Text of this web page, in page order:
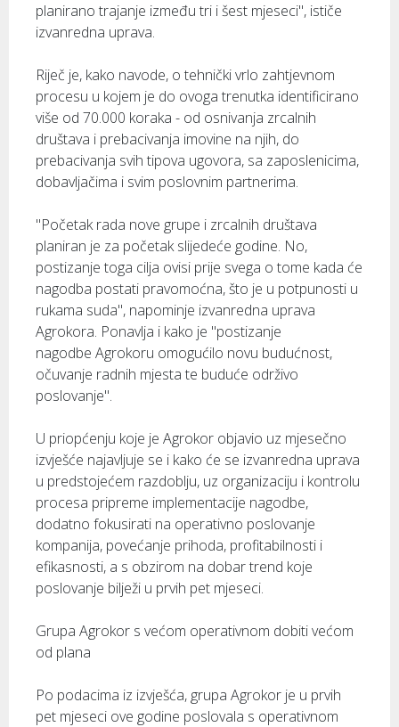
planirano trajanje između tri i šest mjeseci", ističe
izvanredna uprava.
Riječ je, kako navode, o tehnički vrlo zahtjevnom
procesu u kojem je do ovoga trenutka identificirano
više od 70.000 koraka - od osnivanja zrcalnih
društava i prebacivanja imovine na njih, do
prebacivanja svih tipova ugovora, sa zaposlenicima,
dobavljačima i svim poslovnim partnerima.
"Početak rada nove grupe i zrcalnih društava
planiran je za početak slijedeće godine. No,
postizanje toga cilja ovisi prije svega o tome kada će
nagodba postati pravomoćna, što je u potpunosti u
rukama suda", napominje izvanredna uprava
Agrokora. Ponavlja i kako je "postizanje
nagodbe Agrokoru omogućilo novu budućnost,
očuvanje radnih mjesta te buduće održivo
poslovanje".
U priopćenju koje je Agrokor objavio uz mjesečno
izvješće najavljuje se i kako će se izvanredna uprava
u predstojećem razdoblju, uz organizaciju i kontrolu
procesa pripreme implementacije nagodbe,
dodatno fokusirati na operativno poslovanje
kompanija, povećanje prihoda, profitabilnosti i
efikasnosti, a s obzirom na dobar trend koje
poslovanje bilježi u prvih pet mjeseci.
Grupa Agrokor s većom operativnom dobiti većom
od plana
Po podacima iz izvješća, grupa Agrokor je u prvih
pet mjeseci ove godine poslovala s operativnom